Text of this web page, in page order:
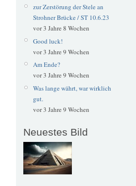
zur Zerstörung der Stele an
Strohner Brücke / ST 10.6.23
vor 3 Jahre 8 Wochen
Good luck!
vor 3 Jahre 9 Wochen
Am Ende?
vor 3 Jahre 9 Wochen
Was lange währt, war wirklich
gut.
vor 3 Jahre 9 Wochen
Neuestes Bild